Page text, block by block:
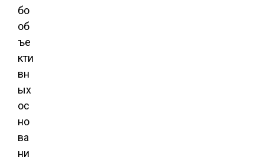
бо
об
ъе
кти
вн
ых
ос
но
ва
ни